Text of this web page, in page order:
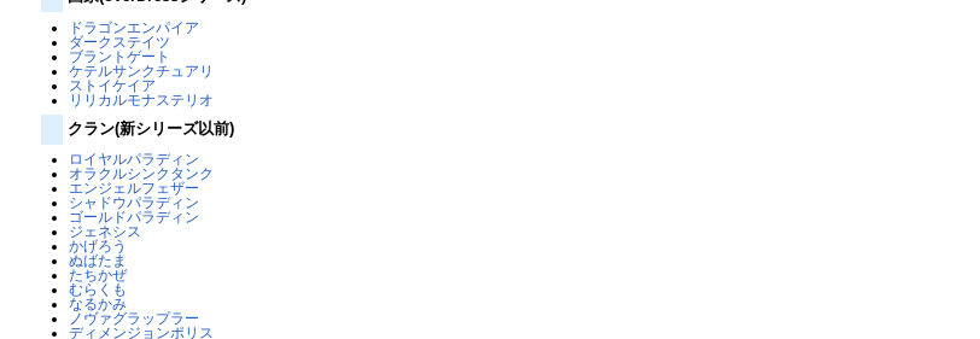
ドラゴンエンパイア
ダークステイツ
ブラントゲート
ケテルサンクチュアリ
ストイケイア
リリカルモナステリオ
クラン(新シリーズ以前)
ロイヤルパラディン
オラクルシンクタンク
エンジェルフェザー
シャドウパラディン
ゴールドパラディン
ジェネシス
かげろう
ぬばたま
たちかぜ
むらくも
なるかみ
ノヴァグラップラー
ディメンジョンポリス